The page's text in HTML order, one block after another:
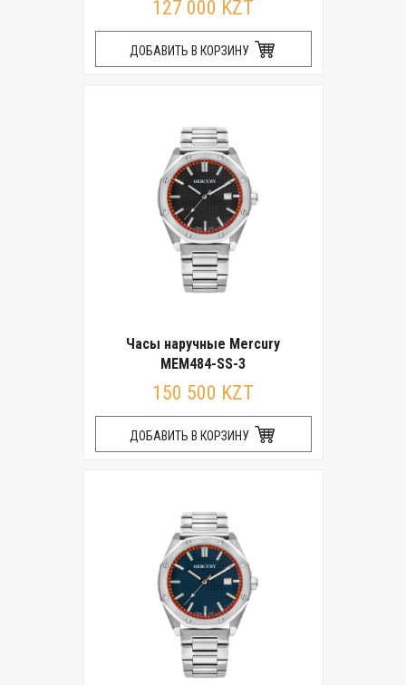
127 000 KZT
ДОБАВИТЬ В КОРЗИНУ
Часы наручные Mercury
MEM484-SS-3
150 500 KZT
ДОБАВИТЬ В КОРЗИНУ